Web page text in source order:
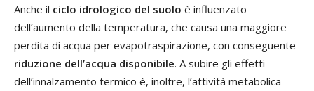
Anche il ciclo idrologico del suolo è influenzato
dell’aumento della temperatura, che causa una maggiore
perdita di acqua per evapotraspirazione, con conseguente
riduzione dell’acqua disponibile. A subire gli effetti
dell’innalzamento termico è, inoltre, l’attività metabolica